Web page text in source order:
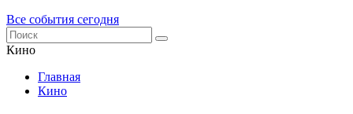
Все события сегодня
Кино
Главная
Кино